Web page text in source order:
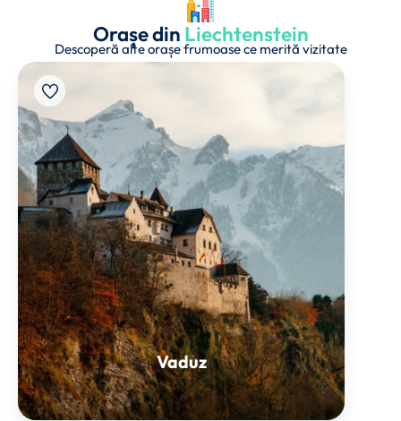
Orașe din Liechtenstein
Descoperă alte orașe frumoase ce merită vizitate
Vaduz